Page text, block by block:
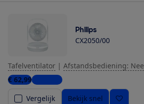
Philips
CX2050/00
Tafelventilator | Afstandsbediening: Nee
€ 62,992 winkels
Vergelijk
Bekijk snel